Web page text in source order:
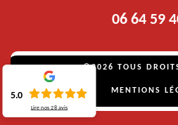
06 64 59
©2026 TOUS
MENTIONS
5.0
Lire nos28 avis